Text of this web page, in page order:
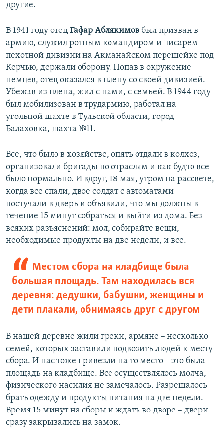
другие.
В 1941 году отец Гафар Аблякимов был призван в
армию, служил ротным командиром и писарем
пехотной дивизии на Акманайском перешейке под
Керчью, держали оборону. Попав в окружение
немцев, отец оказался в плену со своей дивизией.
Убежав из плена, жил с нами, с семьей. В 1944 году
был мобилизован в трудармию, работал на
угольной шахте в Тульской области, город
Балаховка, шахта №11.
Все, что было в хозяйстве, опять отдали в колхоз,
организовали бригады по отраслям и как будто все
было нормально. И вдруг, 18 мая, утром на рассвете,
когда все спали, двое солдат с автоматами
постучали в дверь и объявили, что мы должны в
течение 15 минут собраться и выйти из дома. Без
всяких разъяснений: мол, собирайте вещи,
необходимые продукты на две недели, и все.
Местом сбора на кладбище была
большая площадь. Там находилась вся
деревня: дедушки, бабушки, женщины и
дети плакали, обнимаясь друг с другом
В нашей деревне жили греки, армяне – несколько
семей, которых заставили подвозить людей к месту
сбора. И нас тоже привезли на то место – это была
площадь на кладбище. Все осуществлялось молча,
физического насилия не замечалось. Разрешалось
брать одежду и продукты питания на две недели.
Время 15 минут на сборы и ждать во дворе – двери
сразу закрывались на замок.